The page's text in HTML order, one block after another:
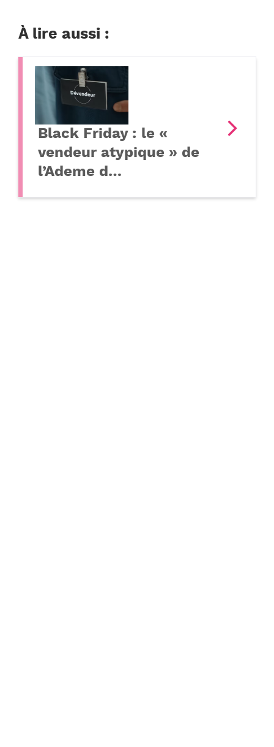
À lire aussi :
Black Friday : le «
vendeur atypique » de
l’Ademe d…